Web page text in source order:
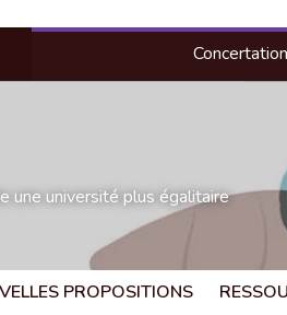
une université plus égalitaire
PROPOSITIONS